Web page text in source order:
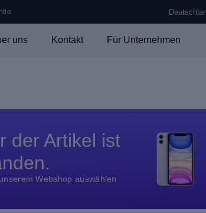
uns Kontakt Für Unternehmen
der Artikel ist
Webshop auswählen